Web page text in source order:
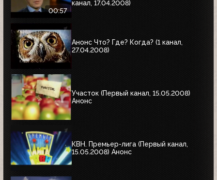
00:57
канал, 17.04.2008)
Анонс Что? Где? Когда? (1 канал,
27.04.2008)
Участок (Первый канал, 15.05.2008)
Анонс
КВН. Премьер-лига (Первый канал,
15.05.2008) Анонс